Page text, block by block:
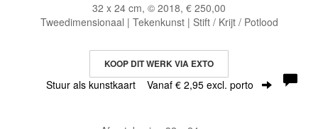
32 x 24 cm, © 2018, € 250,00
Tweedimensionaal | Tekenkunst | Stift / Krijt / Potlood
KOOP DIT WERK VIA EXTO
Stuur als kunstkaart Vanaf € 2,95 excl. porto